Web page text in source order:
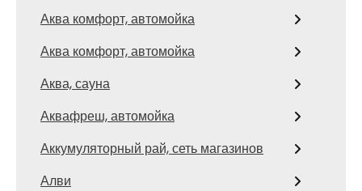
Аква комфорт, автомойка
Аква комфорт, автомойка
Аква, сауна
Аквафреш, автомойка
Аккумуляторный рай, сеть магазинов
Алви